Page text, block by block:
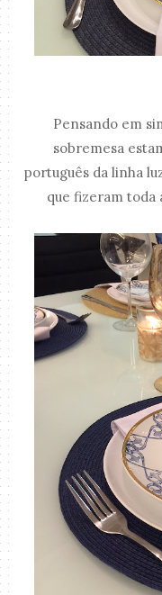
Pensando em
sobremesa
português da linha
que fizeram toda